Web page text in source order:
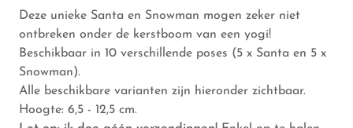
Deze unieke Santa en Snowman mogen zeker niet
ontbreken onder de kerstboom van een yogi!
Beschikbaar in 10 verschillende poses (5 x Santa en 5 x
Snowman).
Alle beschikbare varianten zijn hieronder zichtbaar.
Hoogte: 6,5 - 12,5 cm.